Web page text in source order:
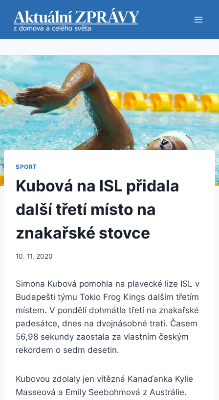
obsah
SPORT
Kubová na ISL přidala
další třetí místo na
znakařské stovce
10. 11. 2020
Simona Kubová pomohla na plavecké lize ISL v
Budapešti týmu Tokio Frog Kings dalším třetím
místem. V pondělí dohmátla třetí na znakařské
padesátce, dnes na dvojnásobné trati. Časem
56,98 sekundy zaostala za vlastním českým
rekordem o sedm desetin.
Kubovou zdolaly jen vítězná Kanaďanka Kylie
Masseová a Emily Seebohmová z Austrálie.